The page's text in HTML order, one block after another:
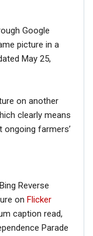
Google
picture in a
May 25,
on another
clearly means
farmers’
Reverse
on Flicker
caption read,
Parade